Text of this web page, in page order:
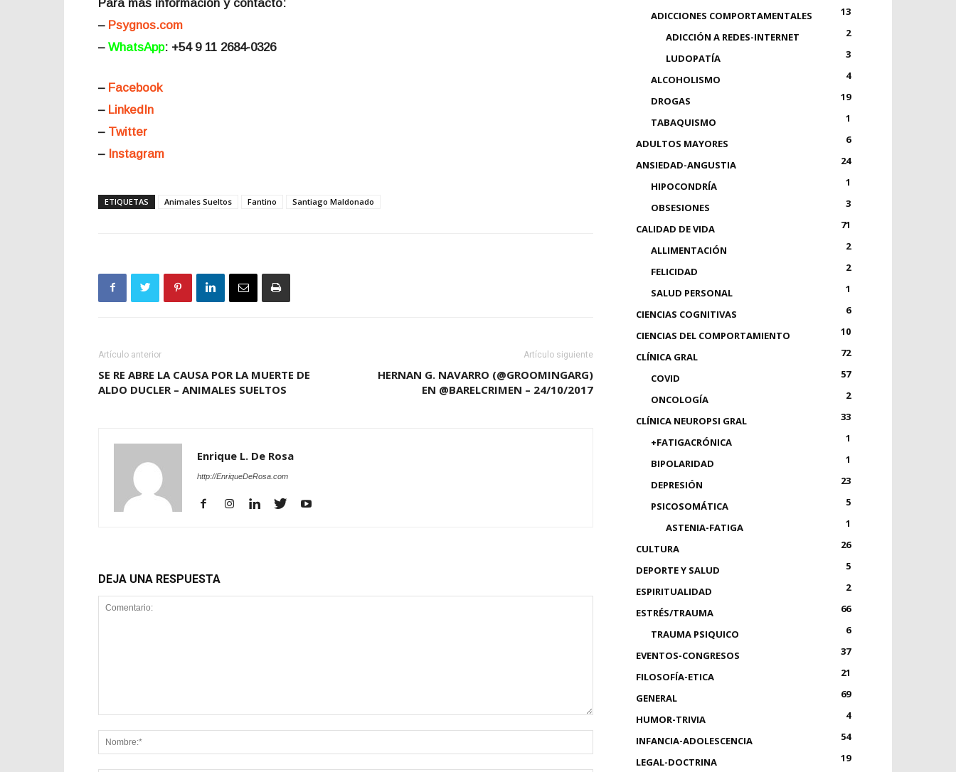
Para más información y contacto:
– Psygnos.com
– WhatsApp: +54 9 11 2684-0326
– Facebook
– LinkedIn
– Twitter
– Instagram
ETIQUETAS Animales Sueltos Fantino Santiago Maldonado
Artículo anterior
SE RE ABRE LA CAUSA POR LA MUERTE DE
ALDO DUCLER – ANIMALES SUELTOS
Artículo siguiente
HERNAN G. NAVARRO (@GROOMINGARG)
EN @BARELCRIMEN – 24/10/2017
Enrique L. De Rosa
http://EnriqueDeRosa.com
DEJA UNA RESPUESTA
ADICCIONES COMPORTAMENTALES
13
ADICCIÓN A REDES-INTERNET
2
LUDOPATÍA
3
ALCOHOLISMO
4
DROGAS
19
TABAQUISMO
1
ADULTOS MAYORES
6
ANSIEDAD-ANGUSTIA
24
HIPOCONDRÍA
1
OBSESIONES
3
CALIDAD DE VIDA
71
ALLIMENTACIÓN
2
FELICIDAD
2
SALUD PERSONAL
1
CIENCIAS COGNITIVAS
6
CIENCIAS DEL COMPORTAMIENTO
10
CLÍNICA GRAL
72
COVID
57
ONCOLOGÍA
2
CLÍNICA NEUROPSI GRAL
33
+FATIGACRÓNICA
1
BIPOLARIDAD
1
DEPRESIÓN
23
PSICOSOMÁTICA
5
ASTENIA-FATIGA
1
CULTURA
26
DEPORTE Y SALUD
5
ESPIRITUALIDAD
2
ESTRÉS/TRAUMA
66
TRAUMA PSIQUICO
6
EVENTOS-CONGRESOS
37
FILOSOFÍA-ETICA
21
GENERAL
69
HUMOR-TRIVIA
4
INFANCIA-ADOLESCENCIA
54
LEGAL-DOCTRINA
19